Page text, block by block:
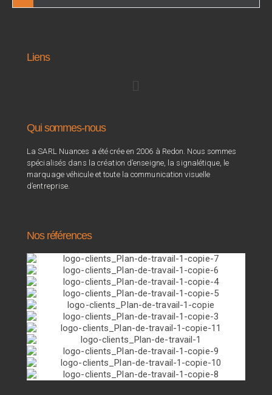
Liens
Qui sommes-nous
La SARL Nuances a été crée en 2006 à Redon. Nous sommes
spécialisés dans la création d’enseigne, la signalétique, le
marquage véhicule et toute la communication visuelle
d’entreprise.
Nos références